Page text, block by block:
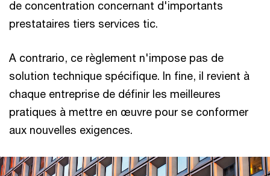
de concentration concernant d'importants
prestataires tiers services tic.
A contrario, ce règlement n'impose pas de
solution technique spécifique. In fine, il revient à
chaque entreprise de définir les meilleures
pratiques à mettre en œuvre pour se conformer
aux nouvelles exigences.